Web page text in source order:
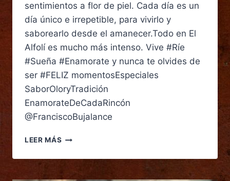
sentimientos a flor de piel. Cada día es un
día único e irrepetible, para vivirlo y
saborearlo desde el amanecer.Todo en El
Alfolí es mucho más intenso. Vive #Ríe
#Sueña #Enamorate y nunca te olvides de
ser #FELIZ momentosEspeciales
SaborOloryTradición
EnamorateDeCadaRincón
@FranciscoBujalance
LEER MÁS